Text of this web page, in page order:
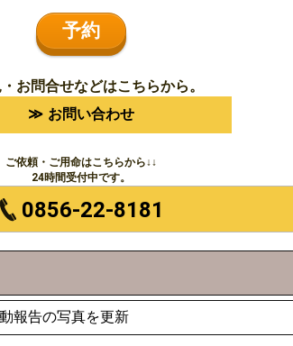
予約
お問合せなどはこちらから。
お問い合わせ
ご依頼・ご用命はこちらから↓↓
24時間受付中です。
0856-22-8181
報告の写真を更新